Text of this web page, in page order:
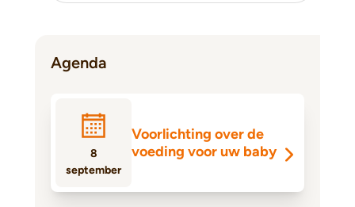
Agenda
8
september
Voorlichting over de
voeding voor uw baby